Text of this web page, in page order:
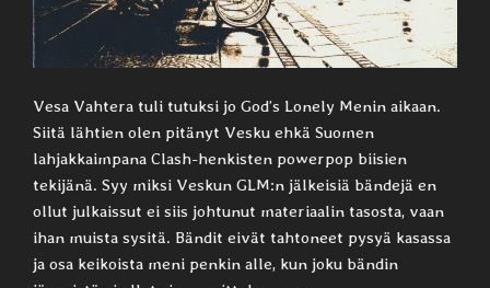
Vesa Vahtera tuli tutuksi jo God’s Lonely Menin aikaan.
Siitä lähtien olen pitänyt Vesku ehkä Suomen
lahjakkaimpana Clash-henkisten powerpop biisien
tekijänä. Syy miksi Veskun GLM:n jälkeisiä bändejä en
ollut julkaissut ei siis johtunut materiaalin tasosta, vaan
ihan muista sysitä. Bändit eivät tahtoneet pysyä kasassa
ja osa keikoista meni penkin alle, kun joku bändin